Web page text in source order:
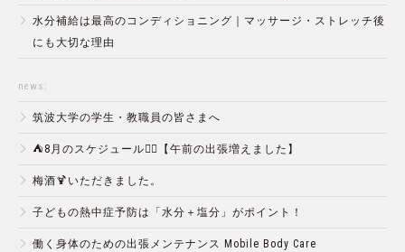
水分補給は最高のコンディショニング｜マッサージ・ストレッチ後
にも大切な理由
news:
筑波大学の学生・教職員の皆さまへ
⛺️8月のスケジュール🏄‍♂️【午前の出張増えました】
梅酒🍹いただきました。
子どもの熱中症予防は「水分＋塩分」がポイント！
働く身体のための出張メンテナンス Mobile Body Care